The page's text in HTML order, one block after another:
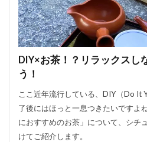
DIY×お茶！？リラックスし
う！
ここ近年流行している、DIY（Do It
了後にはほっと一息つきたいですよ
におすすめのお茶」について、シチ
けてご紹介します。